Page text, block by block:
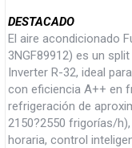
DESTACADO
El aire acondicionado
3NGF89912) es un
Inverter R-32, ideal
con eficiencia A++ en
refrigeración de
2150?2550 frigorías/
horaria, control